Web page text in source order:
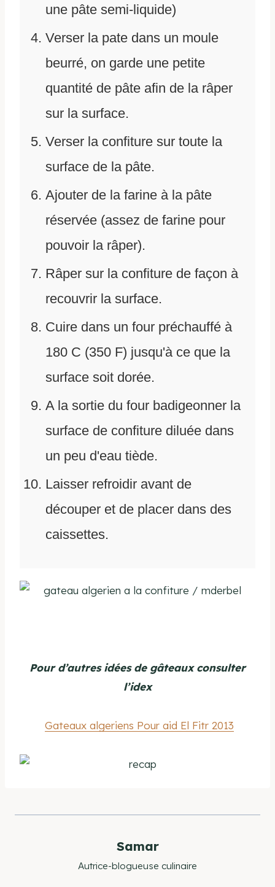
une pâte semi-liquide)
Verser la pate dans un moule
beurré, on garde une petite
quantité de pâte afin de la râper
sur la surface.
Verser la confiture sur toute la
surface de la pâte.
Ajouter de la farine à la pâte
réservée (assez de farine pour
pouvoir la râper).
Râper sur la confiture de façon à
recouvrir la surface.
Cuire dans un four préchauffé à
180 C (350 F) jusqu'à ce que la
surface soit dorée.
A la sortie du four badigeonner la
surface de confiture diluée dans
un peu d'eau tiède.
Laisser refroidir avant de
découper et de placer dans des
caissettes.
Pour d’autres idées de gâteaux consulter
l’idex
Gateaux algeriens Pour aid El Fitr 2013
Samar
Autrice-blogueuse culinaire